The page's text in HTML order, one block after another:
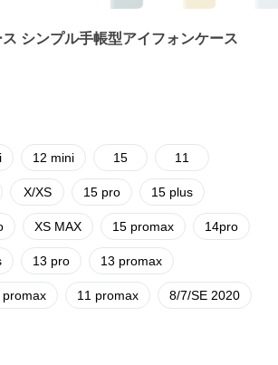
シンプル手帳型アイフォンケース
12 mini 15 11
X/XS 15 pro 15 plus
XS MAX 15 promax 14pro
13 pro 13 promax
promax 11 promax 8/7/SE 2020